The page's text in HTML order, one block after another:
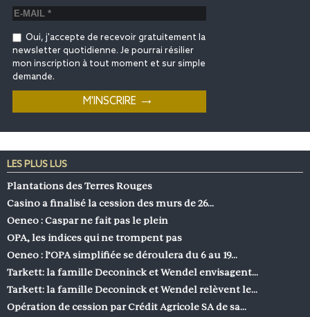
Oui, j'accepte de recevoir gratuitement la
newsletter quotidienne. Je pourrai résilier
mon inscription à tout moment et sur simple
demande.
LES PLUS LUS
Plantations des Terres Rouges
Casino a finalisé la cession des murs de 26…
Oeneo : Caspar ne fait pas le plein
OPA, les indices qui ne trompent pas
Oeneo : l’OPA simplifiée se déroulera du 6 au 19…
Tarkett: la famille Deconinck et Wendel envisagent…
Tarkett: la famille Deconinck et Wendel relèvent le…
Opération de cession par Crédit Agricole SA de sa…